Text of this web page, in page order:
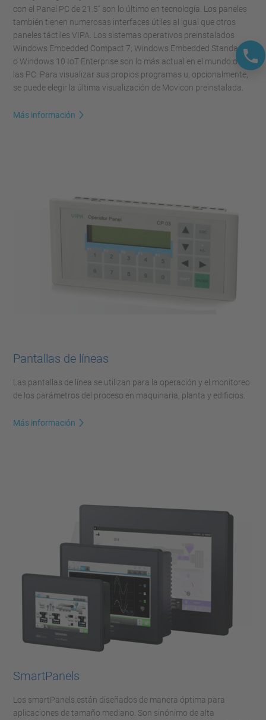
con el Panel PC de 21.5” son lo último en tecnología. Los paneles
también tienen numerosas interfaces útiles al igual que otros
paneles táctiles VIPA. Los sistemas operativos preinstalados
Windows Embedded Compact 7, Windows Embedded Standard 7
o Windows 10 IoT Enterprise son lo más actual en el mundo de
las PC. Para visualizar sus propios programas u, opcionalmente,
se puede elegir la última visualización de Movicon preinstalada.
Más información
Pantallas de líneas
Las pantallas de línea se utilizan para la operación y el monitoreo
de los parámetros del proceso en maquinaria, planta y edificios.
Más información
SmartPanels
Los smartPanels están diseñados de manera óptima para
aplicaciones de tamaño mediano. Son sinónimo de alta